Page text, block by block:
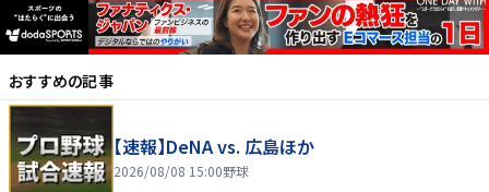
おすすめの記事
【速報】DeNA vs. 広島ほか
2026/08/08 15:00野球